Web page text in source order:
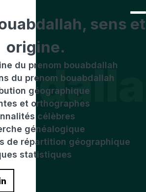
, sens et
origine.
du prenom bouabdallah
du prenom bouabdallah
géographique
et orthographes
célèbres
généalogique
de répartition géographique
statistiques